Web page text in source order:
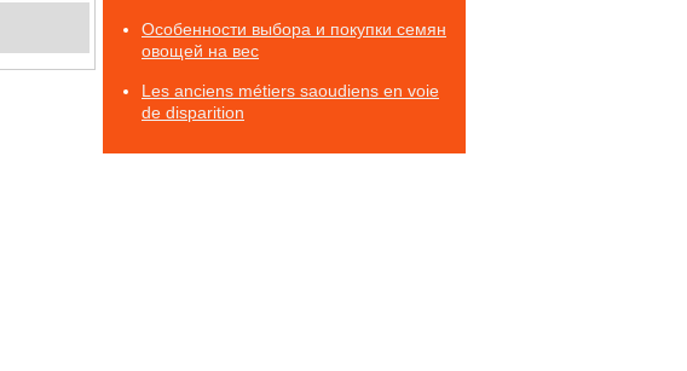
Особенности выбора и покупки семян
овощей на вес
Les anciens métiers saoudiens en voie
de disparition